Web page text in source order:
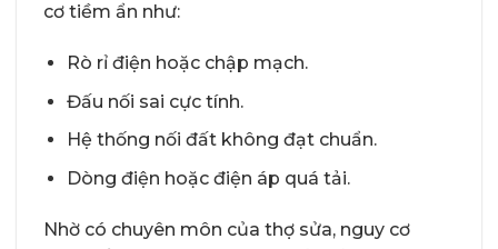
cơ tiềm ẩn như:
Rò rỉ điện hoặc chập mạch.
Đấu nối sai cực tính.
Hệ thống nối đất không đạt chuẩn.
Dòng điện hoặc điện áp quá tải.
Nhờ có chuyên môn của thợ sửa, nguy cơ